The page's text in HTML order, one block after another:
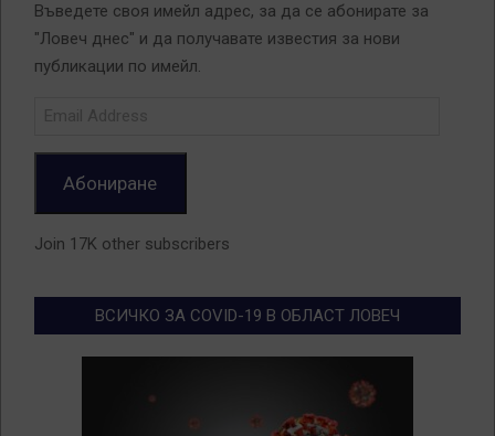
Въведете своя имейл адрес, за да се абонирате за
"Ловеч днес" и да получавате известия за нови
публикации по имейл.
Абониране
Join 17K other subscribers
ВСИЧКО ЗА COVID-19 В ОБЛАСТ ЛОВЕЧ